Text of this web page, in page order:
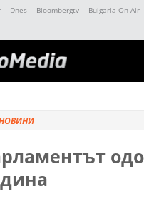
Dnes Bloombergtv Bulgaria On Air